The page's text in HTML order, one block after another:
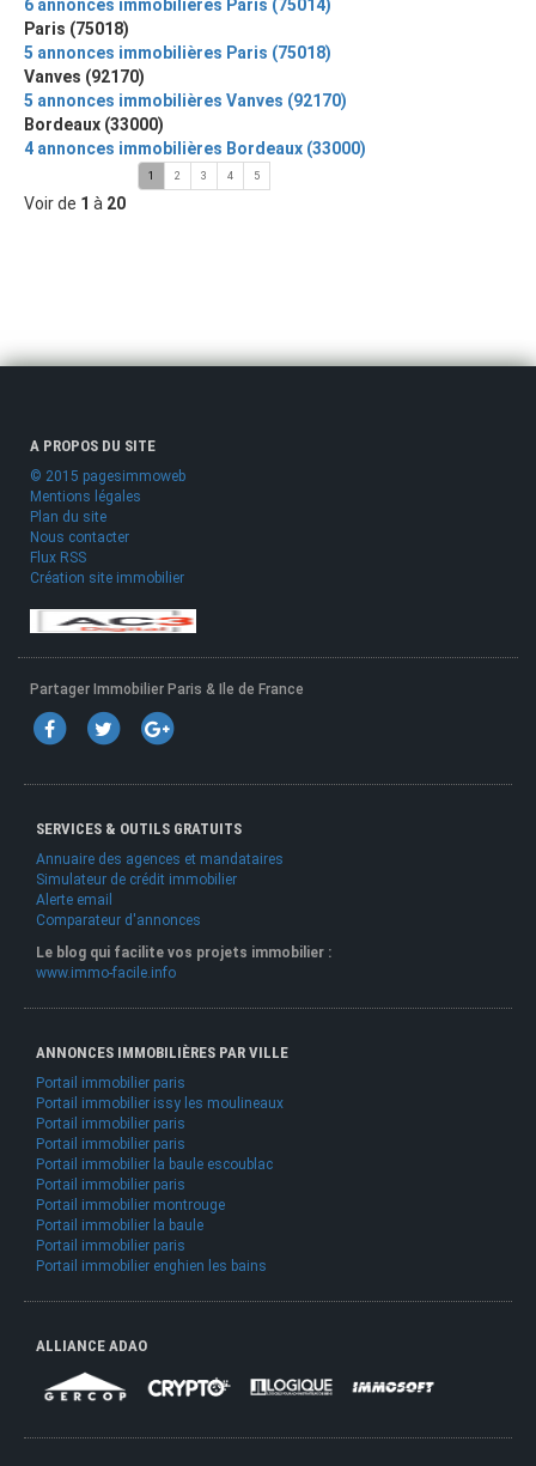
6 annonces immobilières Paris (75014)
Paris (75018)
5 annonces immobilières Paris (75018)
Vanves (92170)
5 annonces immobilières Vanves (92170)
Bordeaux (33000)
4 annonces immobilières Bordeaux (33000)
Voir de 1 à 20
1 2 3 4 5
A PROPOS DU SITE
© 2015 pagesimmoweb
Mentions légales
Plan du site
Nous contacter
Flux RSS
Création site immobilier
Partager Immobilier Paris & Ile de France
SERVICES & OUTILS GRATUITS
Annuaire des agences et mandataires
Simulateur de crédit immobilier
Alerte email
Comparateur d'annonces
Le blog qui facilite vos projets immobilier :
www.immo-facile.info
ANNONCES IMMOBILIÈRES PAR VILLE
Portail immobilier paris
Portail immobilier issy les moulineaux
Portail immobilier paris
Portail immobilier paris
Portail immobilier la baule escoublac
Portail immobilier paris
Portail immobilier montrouge
Portail immobilier la baule
Portail immobilier paris
Portail immobilier enghien les bains
ALLIANCE ADAO